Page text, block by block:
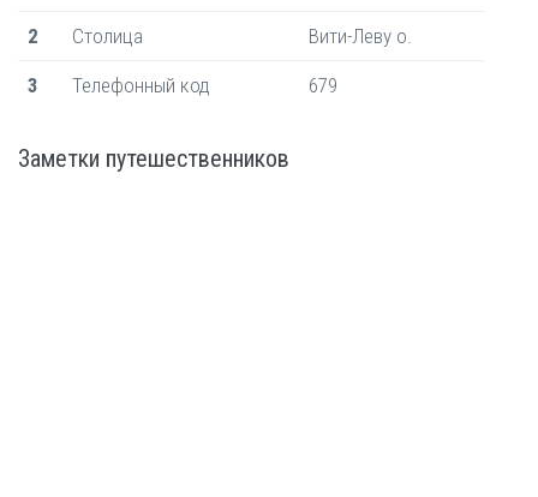
2 Столица Вити-Леву о.
3 Телефонный код 679
Заметки путешественников